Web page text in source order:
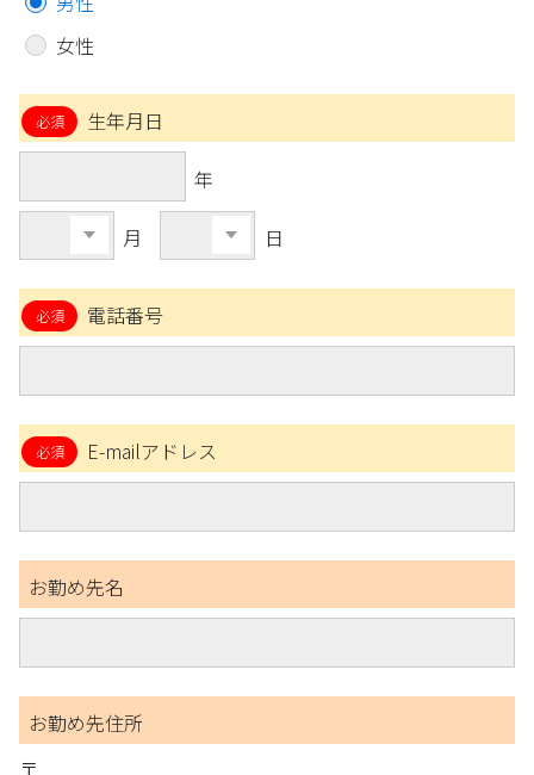
女性
生年月日
年
月 日
電話番号
E-mailアドレス
お勤め先名
お勤め先住所
〒